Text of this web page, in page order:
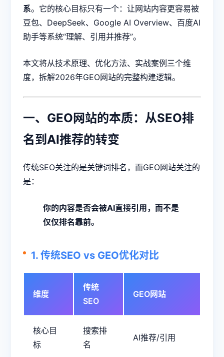
系。它的核心目标只有一个：让网站内容更容易被
豆包、DeepSeek、Google AI Overview、百度AI
助手等系统“理解、引用并推荐”。
本文将从技术原理、优化方法、实战案例三个维
度，拆解2026年GEO网站的完整构建逻辑。
一、GEO网站的本质：从SEO排
名到AI推荐的转变
传统SEO关注的是关键词排名，而GEO网站关注的
是：
你的内容是否会被AI直接引用，而不是
仅仅排名靠前。
1. 传统SEO vs GEO优化对比
维度
传统
SEO
GEO网站
核心目
标
搜索排
名
AI推荐/引用